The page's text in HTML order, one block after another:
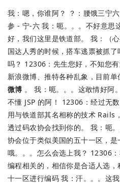
我：嗯，你谁阿？ ？：腰饿三宁
参 - 宁-六 我：呃。。。不好意思
好，我们这里是铁道部。 我：（
国达人秀的时候，搭车逃票被抓
吗？ 12306：先生您好，不知您
新浪微博、推特各种乱象，目前
微博 。 我：呃。。。这敢情好阿
不懂 JSP 的阿！ 12306：经过无
用与铁道部其名相称的技术 Rails
透过码农协会找到你的。 我：呃
协会位于类似美国的五十一区，是
哦。。。怎么会选上我？ 12306
编程相关的，相信你是合适人选
十一区进行编码 我：汗。。。这